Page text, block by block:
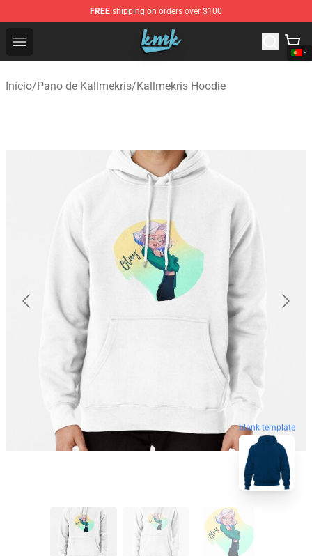
FREE shipping on orders over $100
Open menu
KallMeKris Store - Official KallMeKris Merchandise Shop
Início/Pano de Kallmekris/Kallmekris Hoodie
blank template